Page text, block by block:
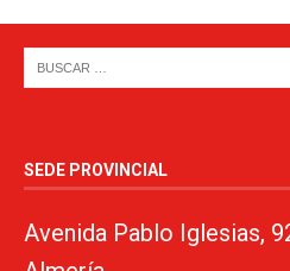
SEDE PROVINCIAL
Avenida Pablo Iglesias,